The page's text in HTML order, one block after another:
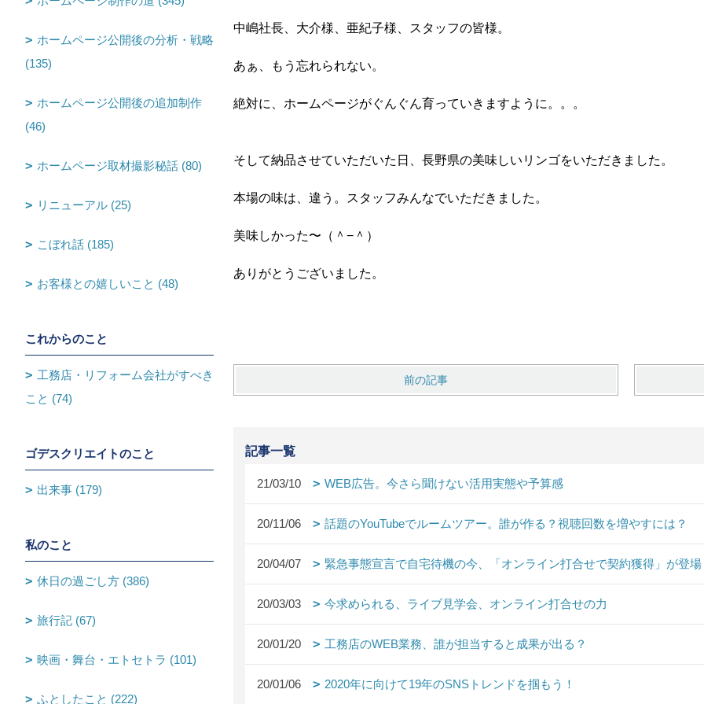
中嶋社長、大介様、亜紀子様、スタッフの皆様。
あぁ、もう忘れられない。
絶対に、ホームページがぐんぐん育っていきますように。。。
そして納品させていただいた日、長野県の美味しいリンゴをいただきました。
本場の味は、違う。スタッフみんなでいただきました。
美味しかった〜（＾−＾）
ありがとうございました。
前の記事
記事一覧
21/03/10 WEB広告。今さら聞けない活用実態や予算感
20/11/06 話題のYouTubeでルームツアー。誰が作る？視聴回数を増やすには？
20/04/07 緊急事態宣言で自宅待機の今、「オンライン打合せで契約獲得」が登
20/03/03 今求められる、ライブ見学会、オンライン打合せの力
20/01/20 工務店のWEB業務、誰が担当すると成果が出る？
20/01/06 2020年に向けて19年のSNSトレンドを掴もう！
ホームページ公開後の分析・戦略
(135)
ホームページ公開後の追加制作
(46)
ホームページ取材撮影秘話 (80)
リニューアル (25)
こぼれ話 (185)
お客様との嬉しいこと (48)
これからのこと
工務店・リフォーム会社がすべき
こと (74)
ゴデスクリエイトのこと
出来事 (179)
私のこと
休日の過ごし方 (386)
旅行記 (67)
映画・舞台・エトセトラ (101)
ふとしたこと (222)